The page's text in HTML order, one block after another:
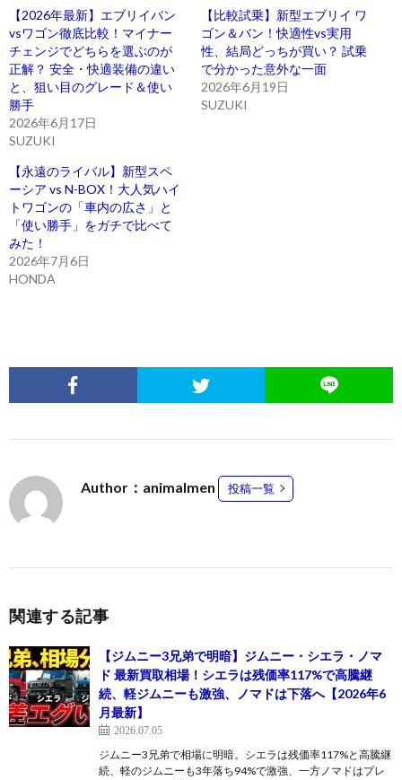
【2026年最新】エブリイバン
vsワゴン徹底比較！マイナー
チェンジでどちらを選ぶのが
正解？ 安全・快適装備の違い
と、狙い目のグレード＆使い
勝手
2026年6月17日
SUZUKI
【比較試乗】新型エブリイ ワ
ゴン＆バン！快適性vs実用
性、結局どっちが買い？ 試乗
で分かった意外な一面
2026年6月19日
SUZUKI
【永遠のライバル】新型スペ
ーシア vs N-BOX！大人気ハイ
トワゴンの「車内の広さ」と
「使い勝手」をガチで比べて
みた！
2026年7月6日
HONDA
Author：animalmen 投稿一覧
関連する記事
【ジムニー3兄弟で明暗】ジムニー・シエラ・ノマ
ド 最新買取相場！シエラは残価率117%で高騰継
続、軽ジムニーも激強、ノマドは下落へ【2026年6
月最新】
2026.07.05
ジムニー3兄弟で相場に明暗。シエラは残価率117%と高騰継
続、軽のジムニーも3年落ち94%で激強、一方ノマドはプレ